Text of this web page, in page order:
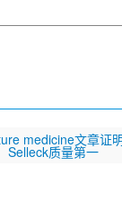
medicine文章证
Selleck质量第一